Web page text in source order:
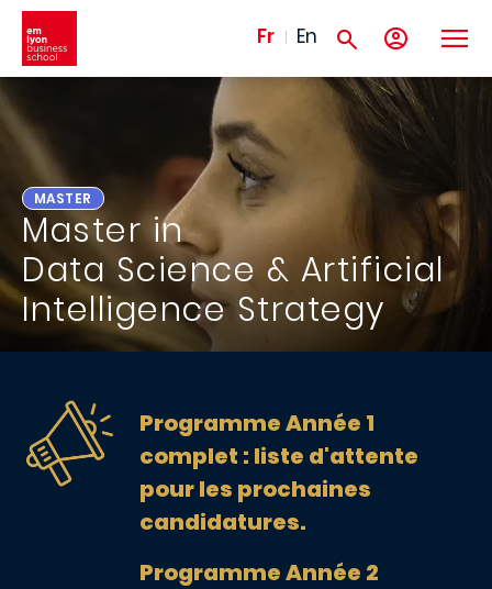
Aller au contenu principal
Fr En
MASTER
Master in
Data Science & Artificial
Intelligence Strategy
Programme Année 1
complet : liste d'attente
pour les prochaines
candidatures.
Programme Année 2